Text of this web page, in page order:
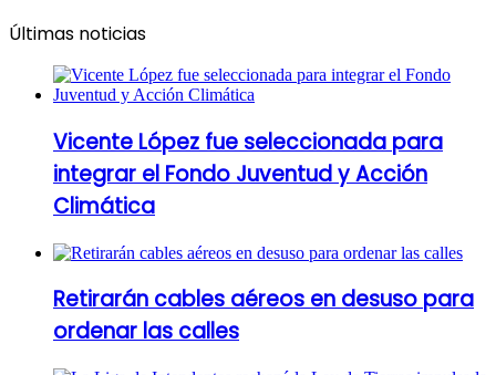
Últimas noticias
Vicente López fue seleccionada para
integrar el Fondo Juventud y Acción
Climática
Retirarán cables aéreos en desuso para
ordenar las calles